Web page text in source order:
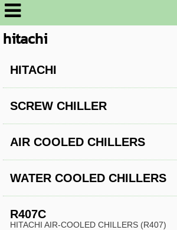
hitachi
HITACHI
SCREW CHILLER
AIR COOLED CHILLERS
WATER COOLED CHILLERS
R407C
HITACHI AIR-COOLED CHILLERS (R407)